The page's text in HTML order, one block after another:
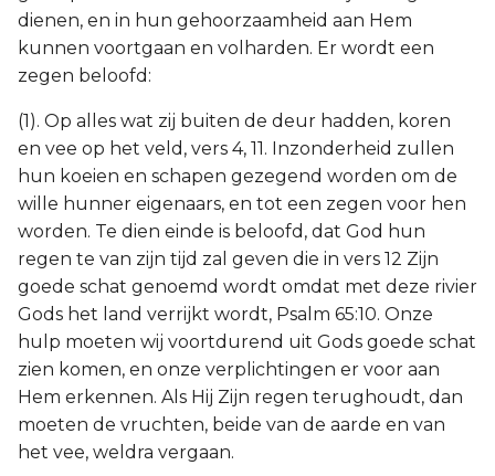
dienen, en in hun gehoorzaamheid aan Hem
kunnen voortgaan en volharden. Er wordt een
zegen beloofd:
(1). Op alles wat zij buiten de deur hadden, koren
en vee op het veld, vers 4, 11. Inzonderheid zullen
hun koeien en schapen gezegend worden om de
wille hunner eigenaars, en tot een zegen voor hen
worden. Te dien einde is beloofd, dat God hun
regen te van zijn tijd zal geven die in vers 12 Zijn
goede schat genoemd wordt omdat met deze rivier
Gods het land verrijkt wordt, Psalm 65:10. Onze
hulp moeten wij voortdurend uit Gods goede schat
zien komen, en onze verplichtingen er voor aan
Hem erkennen. Als Hij Zijn regen terughoudt, dan
moeten de vruchten, beide van de aarde en van
het vee, weldra vergaan.